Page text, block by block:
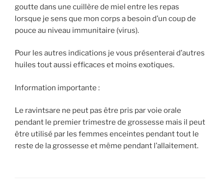
goutte dans une cuillère de miel entre les repas
lorsque je sens que mon corps a besoin d’un coup de
pouce au niveau immunitaire (virus).
Pour les autres indications je vous présenterai d’autres
huiles tout aussi efficaces et moins exotiques.
Information importante :
Le ravintsare ne peut pas être pris par voie orale
pendant le premier trimestre de grossesse mais il peut
être utilisé par les femmes enceintes pendant tout le
reste de la grossesse et même pendant l’allaitement.